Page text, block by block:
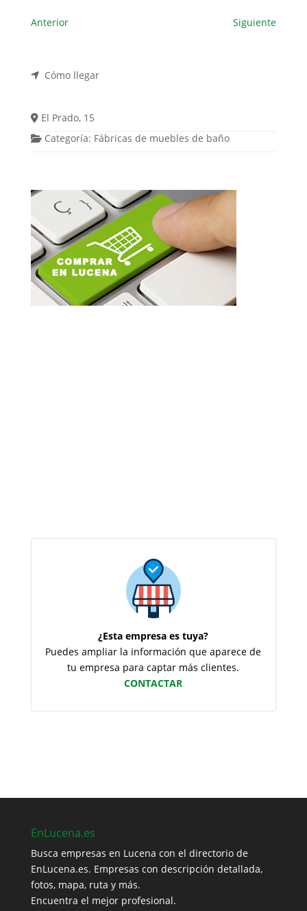
Anterior Siguiente
Cómo llegar
El Prado, 15
Categoría: Fábricas de muebles de baño
¿Esta empresa es tuya?
Puedes ampliar la información que aparece de
tu empresa para captar más clientes.
CONTACTAR
EnLucena.es
Busca empresas en Lucena con el directorio de
EnLucena.es. Empresas con descripción detallada,
fotos, mapa, ruta y más.
Encuentra el mejor profesional.